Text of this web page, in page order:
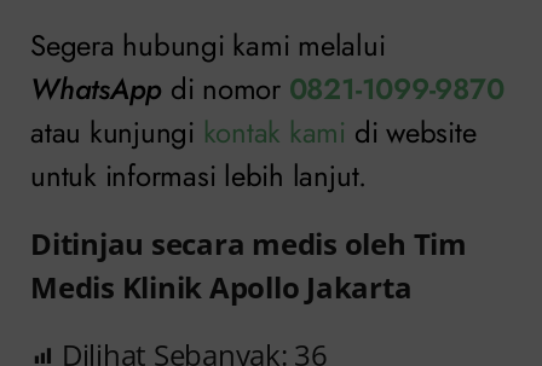
Segera hubungi kami melalui
WhatsApp di nomor 0821-1099-9870
atau kunjungi kontak kami di website
untuk informasi lebih lanjut.
Ditinjau secara medis oleh Tim
Medis Klinik Apollo Jakarta
Dilihat Sebanyak: 36